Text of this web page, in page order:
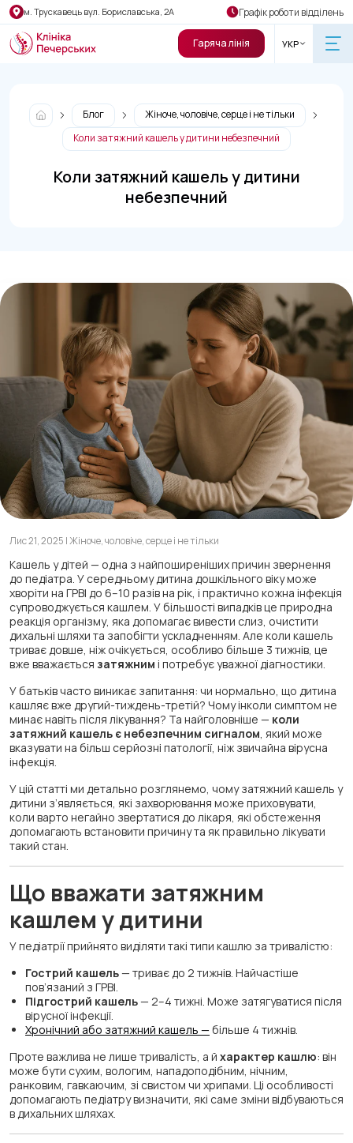
м. Трускавець вул. Бориславська, 2А Графік роботи відділень
Гаряча лінія УКР
Блог
Жіноче, чоловіче, серце і не тільки
Коли затяжний кашель у дитини небезпечний
Коли затяжний кашель у дитини
небезпечний
Лис 21, 2025 | Жіноче, чоловіче, серце і не тільки
Кашель у дітей — одна з найпоширеніших причин звернення
до педіатра. У середньому дитина дошкільного віку може
хворіти на ГРВІ до 6–10 разів на рік, і практично кожна інфекція
супроводжується кашлем. У більшості випадків це природна
реакція організму, яка допомагає вивести слиз, очистити
дихальні шляхи та запобігти ускладненням. Але коли кашель
триває довше, ніж очікується, особливо більше 3 тижнів, це
вже вважається затяжним і потребує уважної діагностики.
У батьків часто виникає запитання: чи нормально, що дитина
кашляє вже другий-тиждень-третій? Чому інколи симптом не
минає навіть після лікування? Та найголовніше — коли
затяжний кашель є небезпечним сигналом , який може
вказувати на більш серйозні патології, ніж звичайна вірусна
інфекція.
У цій статті ми детально розглянемо, чому затяжний кашель у
дитини з’являється, які захворювання може приховувати,
коли варто негайно звертатися до лікаря, які обстеження
допомагають встановити причину та як правильно лікувати
такий стан.
Що вважати затяжним
кашлем у дитини
У педіатрії прийнято виділяти такі типи кашлю за тривалістю:
Гострий кашель— триває до 2 тижнів. Найчастіше
пов’язаний з ГРВІ.
Підгострий кашель— 2–4 тижні. Може затягуватися після
вірусної інфекції.
Хронічний або затяжний кашель — більше 4 тижнів.
Проте важлива не лише тривалість, а й характер кашлю: він
може бути сухим, вологим, нападоподібним, нічним,
ранковим, гавкаючим, зі свистом чи хрипами. Ці особливості
допомагають педіатру визначити, які саме зміни відбуваються
в дихальних шляхах.